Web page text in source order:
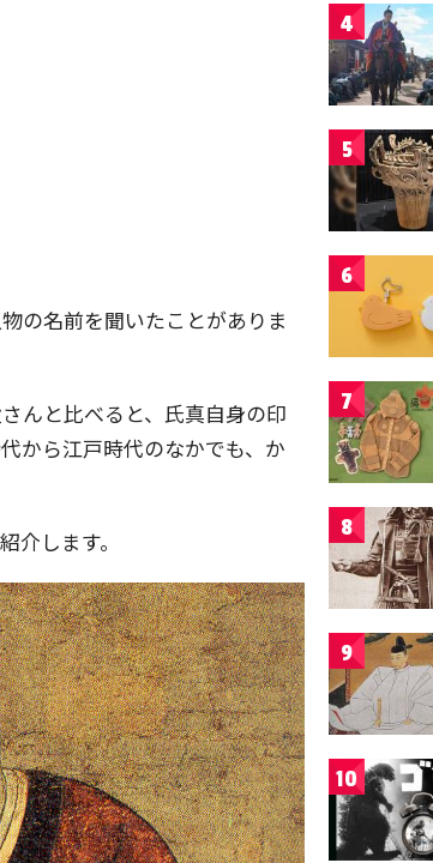
の名前を聞いたことがありま
んと比べると、氏真自身の印
から江戸時代のなかでも、か
介します。
4
5
6
7
8
9
10